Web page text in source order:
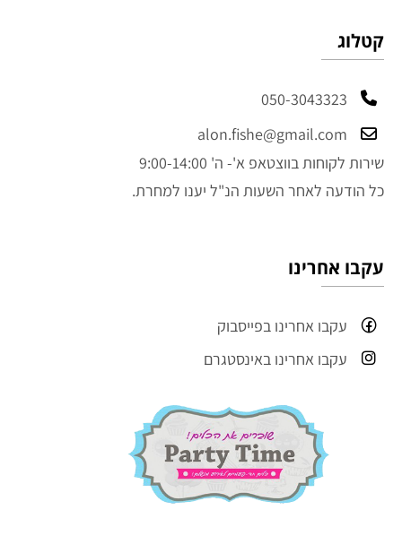
קטלוג
050-3043323
alon.fishe@gmail.com
שירות לקוחות בווצטאפ א'- ה' 9:00-14:00
כל הודעה לאחר השעות הנ"ל יענו למחרת.
עקבו אחרינו
עקבו אחרינו בפייסבוק
עקבו אחרינו באינסטגרם